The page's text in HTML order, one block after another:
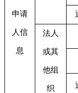
申请
人信
息
法人
或其
他组
织